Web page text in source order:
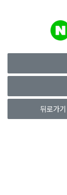
뒤로가기